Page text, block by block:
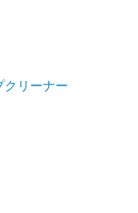
クリーナー